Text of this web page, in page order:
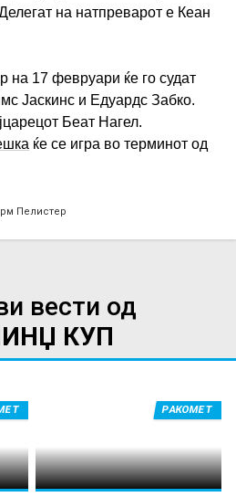
на натпреварот е Кеан
на 17 февруари ќе го судат
Јаскинс и Едуардс Забко.
Беат Нагел.
ќе се игра во терминот од
Пелистер
вести од
КУП
РАКОМЕТ